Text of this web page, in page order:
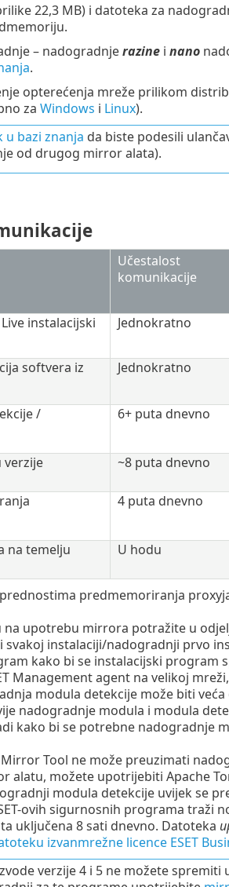
22,3 MB) i datoteka za
– nadogradnjerazinei nano
.
opterećenja mreže prilikom
za Windows i Linux).
u bazi znanja da biste podesili
od drugog mirror alata).
Učestalost
komunikacije
instalacijski
Jednokratno
softvera iz
Jednokratno
/
6+ puta dnevno
verzije
~8 puta dnevno
4 puta dnevno
na temelju
U hodu
predmemoriranja
na upotrebu mirrora potražite u
instalaciji/nadogradnji prvo
kako bi se instalacijski program
Management agent na velikoj
modula detekcije može biti
nadogradnje modula i modula
kako bi se potrebne nadogradnje
Tool ne može preuzimati
alatu, možete upotrijebiti Apache
modula detekcije uvijek se
ovih sigurnosnih programa traži
uključena 8 sati dnevno. Datoteka
izvanmrežne licence ESET
verzije 4 i 5 ne možete spremiti